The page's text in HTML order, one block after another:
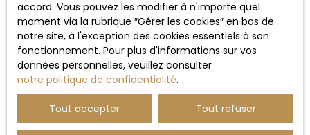
légales
L’éditeur se réserve le droit de modifier, librement et à
tout moment, les mentions légales du site. L’utilisation
du site constitue l'acceptation des mentions légales en
vigueur.
Loi applicable
accord. Vous pouvez les modifier à n'importe quel
moment via la rubrique ″Gérer les cookies″ en bas de
notre site, à l'exception des cookies essentiels à son
fonctionnement. Pour plus d'informations sur vos
données personnelles, veuillez consulter
notre politique de confidentialité.
Tout accepter Tout refuser